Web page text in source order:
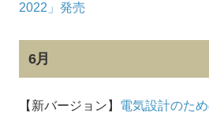
2022」発売
6月
【新バージョン】 電気設計のた